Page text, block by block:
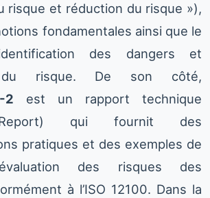
risque et réduction du risque »),
fondamentales ainsi que le
des dangers et
du risque. De son côté,
2 est un rapport technique
Report) qui fournit des
pratiques et des exemples de
des risques des
à l’ISO 12100. Dans la